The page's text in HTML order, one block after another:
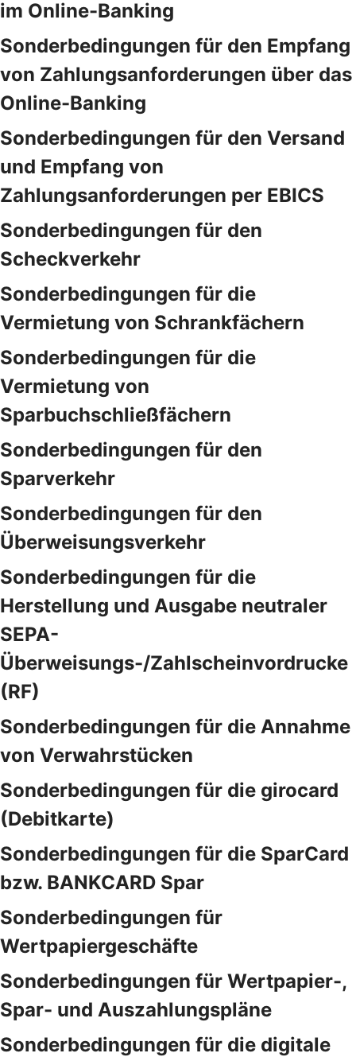
im Online-Banking
Sonderbedingungen für den Empfang
von Zahlungsanforderungen über das
Online-Banking
Sonderbedingungen für den Versand
und Empfang von
Zahlungsanforderungen per EBICS
Sonderbedingungen für den
Scheckverkehr
Sonderbedingungen für die
Vermietung von Schrankfächern
Sonderbedingungen für die
Vermietung von
Sparbuchschließfächern
Sonderbedingungen für den
Sparverkehr
Sonderbedingungen für den
Überweisungsverkehr
Sonderbedingungen für die
Herstellung und Ausgabe neutraler
SEPA-
Überweisungs-/Zahlscheinvordrucke
(RF)
Sonderbedingungen für die Annahme
von Verwahrstücken
Sonderbedingungen für die girocard
(Debitkarte)
Sonderbedingungen für die SparCard
bzw. BANKCARD Spar
Sonderbedingungen für
Wertpapiergeschäfte
Sonderbedingungen für Wertpapier-,
Spar- und Auszahlungspläne
Sonderbedingungen für die digitale